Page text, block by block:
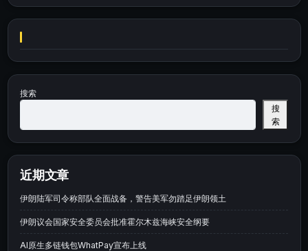
搜索
搜
索
近期文章
伊朗陆军司令称部队全面战备，警告美军勿踏足伊朗领土
伊朗议会国家安全委员会批准霍尔木兹海峡安全纲要
AI原生多链钱包WhatPay宣布上线